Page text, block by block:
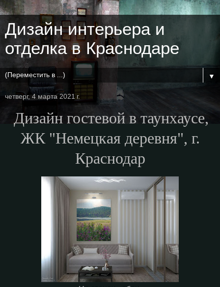
Дизайн интерьера и
отделка в Краснодаре
▼
четверг, 4 марта 2021 г.
Дизайн гостевой в таунхаусе,
ЖК "Немецкая деревня", г.
Краснодар